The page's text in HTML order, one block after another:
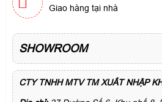
Giao hàng tại nhà
SHOWROOM
CTY TNHH MTV TM XUẤT NHẬP